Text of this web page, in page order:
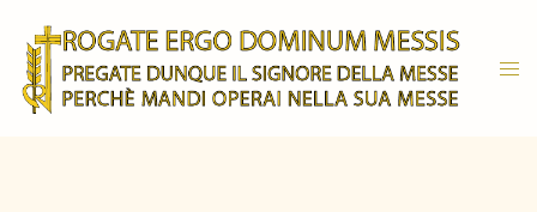
contenuto